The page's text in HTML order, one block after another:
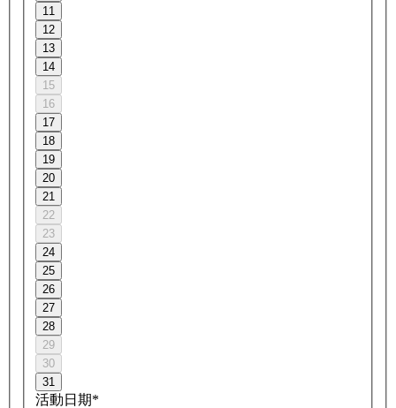
11
12
13
14
15
16
17
18
19
20
21
22
23
24
25
26
27
28
29
30
31
活動日期*